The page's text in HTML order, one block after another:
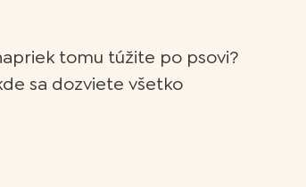
tomu túžite po psovi?
sa dozviete všetko